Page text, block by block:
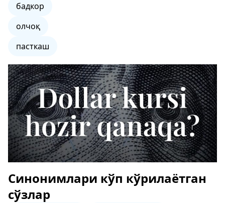
бадкор
олчоқ
пасткаш
Синонимлари кўп кўрилаётган
сўзлар